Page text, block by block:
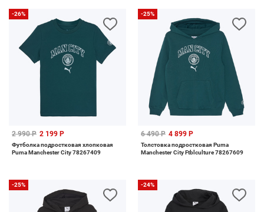
-26%
2 990 Р 2 199 Р
Футболка подростковая хлопковая
Puma Manchester City 78267409
-25%
6 490 Р 4 899 Р
Толстовка подростковая Puma
Manchester City Ftblculture 78267609
-25% -24%